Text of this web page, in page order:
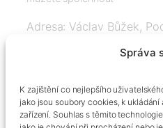
Správa
K zajištění co nejlepšího
jako jsou soubory cookies, k
zařízení. Souhlas s těmito
Adresa: Václav Bůžek,
+420606334248,